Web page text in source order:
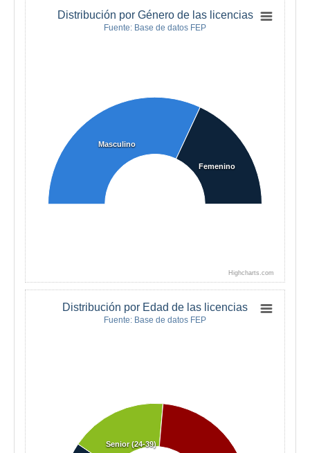
Distribución por Género de las licencias
Fuente: Base de datos FEP
Masculino
Femenino
Highcharts.com
Distribución por Edad de las licencias
Fuente: Base de datos FEP
Senior (24-39)